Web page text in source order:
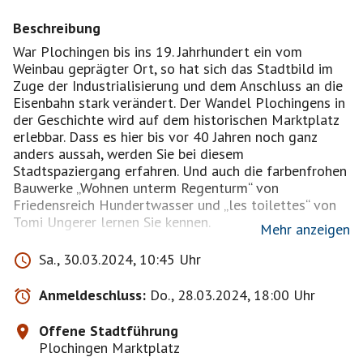
Beschreibung
War Plochingen bis ins 19. Jahrhundert ein vom
Weinbau geprägter Ort, so hat sich das Stadtbild im
Zuge der Industrialisierung und dem Anschluss an die
Eisenbahn stark verändert. Der Wandel Plochingens in
der Geschichte wird auf dem historischen Marktplatz
erlebbar. Dass es hier bis vor 40 Jahren noch ganz
anders aussah, werden Sie bei diesem
Stadtspaziergang erfahren. Und auch die farbenfrohen
Bauwerke „Wohnen unterm Regenturm“ von
Friedensreich Hundertwasser und „les toilettes“ von
Tomi Ungerer lernen Sie kennen.
Dauer: ca. 1 Stunde
Kosten: 8,- € pro Person (Kinder bis 14 Jahre sind frei)
Treffpunkt: PlochingenInfo, Marktstr. 36, 73207
Plochingen
Anmeldung über die PlochingenInfo: Tel. 07153 /
Mehr anzeigen
Sa., 30.03.2024, 10:45 Uhr
Anmeldeschluss: Do., 28.03.2024, 18:00 Uhr
Offene Stadtführung
Plochingen Marktplatz